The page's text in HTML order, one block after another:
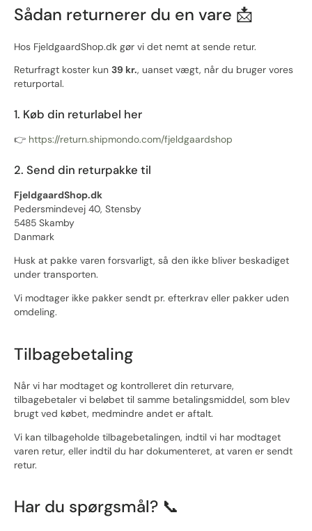
Sådan returnerer du en vare 📩
Hos FjeldgaardShop.dk gør vi det nemt at sende retur.
Returfragt koster kun 39 kr., uanset vægt, når du bruger vores
returportal.
1. Køb din returlabel her
👉 https://return.shipmondo.com/fjeldgaardshop
2. Send din returpakke til
FjeldgaardShop.dk
Pedersmindevej 40, Stensby
5485 Skamby
Danmark
Husk at pakke varen forsvarligt, så den ikke bliver beskadiget
under transporten.
Vi modtager ikke pakker sendt pr. efterkrav eller pakker uden
omdeling.
Tilbagebetaling
Når vi har modtaget og kontrolleret din returvare,
tilbagebetaler vi beløbet til samme betalingsmiddel, som blev
brugt ved købet, medmindre andet er aftalt.
Vi kan tilbageholde tilbagebetalingen, indtil vi har modtaget
varen retur, eller indtil du har dokumenteret, at varen er sendt
retur.
Har du spørgsmål? 📞